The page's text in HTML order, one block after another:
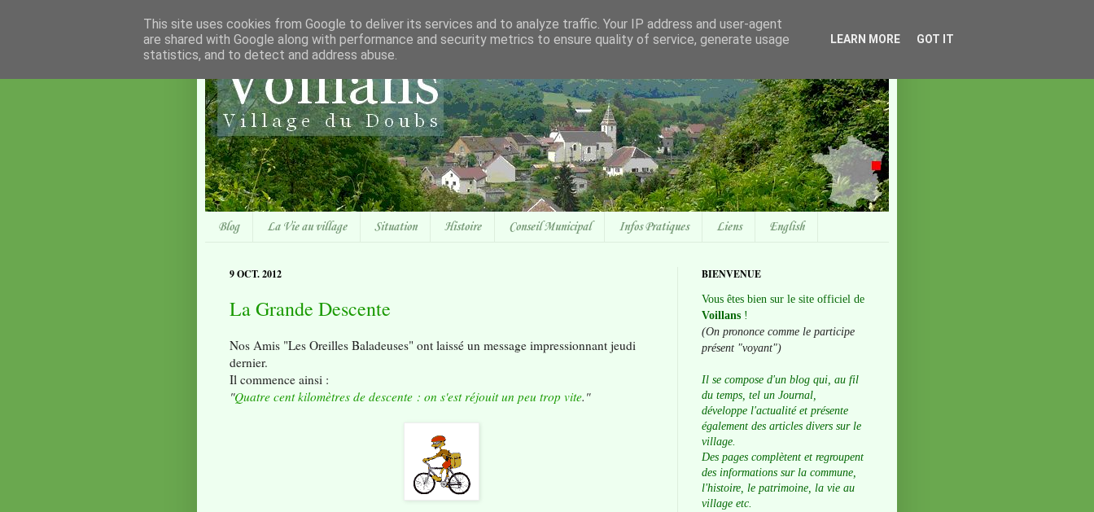
Blog La Vie au village Situation Histoire Conseil Municipal Infos Pratiques Liens English
9 OCT. 2012
La Grande Descente
Nos Amis "Les Oreilles Baladeuses" ont laissé un message impressionnant jeudi
dernier.
Il commence ainsi :
"Quatre cent kilomètres de descente : on s'est réjouit un peu trop vite."
BIENVENUE
Vous êtes bien sur le site officiel de
Voillans !
(On prononce comme le participe
présent "voyant")
Il se compose d'un blog qui, au fil
du temps, tel un Journal,
développe l'actualité et présente
également des articles divers sur le
village.
Des pages complètent et regroupent
des informations sur la commune,
l'histoire, le patrimoine, la vie au
village etc.
This site uses cookies from Google to deliver its services and to analyze traffic. Your IP address and user-agent
are shared with Google along with performance and security metrics to ensure quality of service, generate usage
statistics, and to detect and address abuse.
LEARN MORE GOT IT